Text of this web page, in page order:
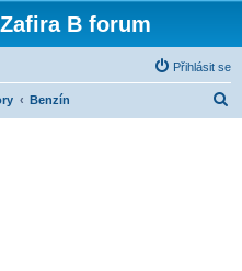
B forum
Přihlásit se
Benzín